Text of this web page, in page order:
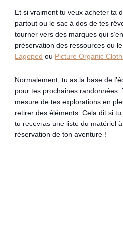
Et si vraiment tu veux acheter ta
partout ou le sac à dos de tes
tourner vers des marques qui
préservation des ressources ou
Lagoped ou Picture Organic
Normalement, tu as la base de
pour tes prochaines randonnées.
mesure de tes explorations en
retirer des éléments. Cela dit si
tu recevras une liste du matériel
réservation de ton aventure !